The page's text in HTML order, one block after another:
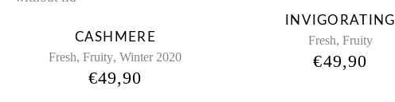
CASHMERE
Fresh,Fruity,Winter 2020
€49,90
INVIGORATING
Fresh, Fruity
€49,90